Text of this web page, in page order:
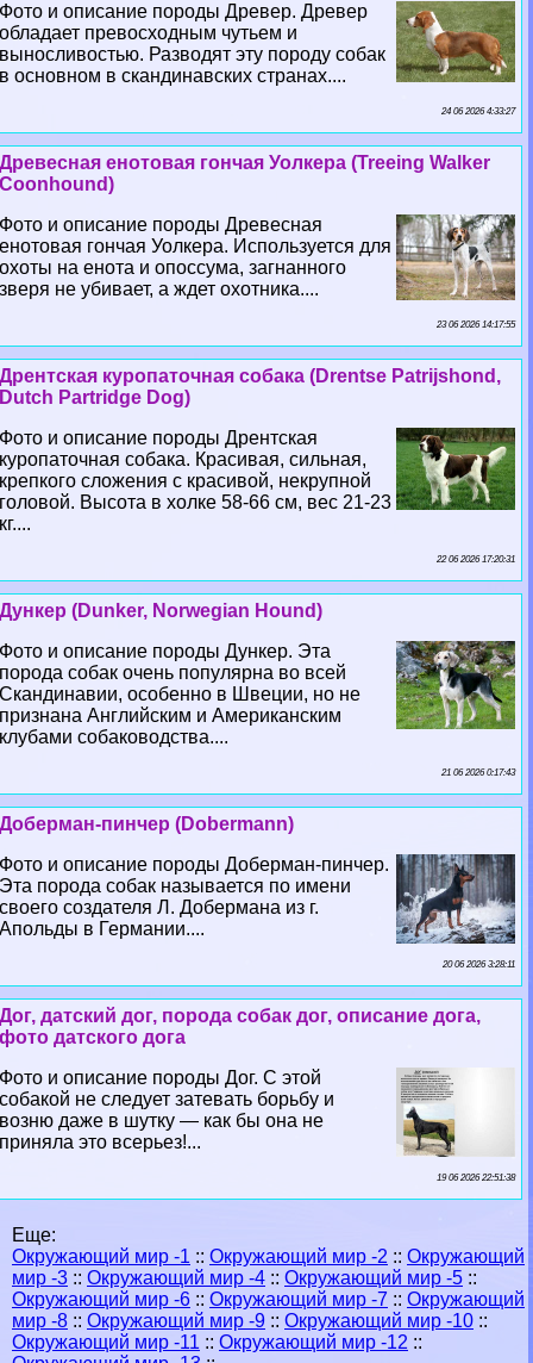
Фото и описание породы Древер. Древер
обладает превосходным чутьем и
выносливостью. Разводят эту породу собак
в основном в скандинавских странах....
24 06 2026 4:33:27
Древесная енотовая гончая Уолкера (Treeing Walker
Coonhound)
Фото и описание породы Древесная
енотовая гончая Уолкера. Используется для
охоты на енота и опоссума, загнанного
зверя не убивает, а ждет охотника....
23 06 2026 14:17:55
Дрентская куропаточная собака (Drentse Patrijshond,
Dutch Partridge Dog)
Фото и описание породы Дрентская
куропаточная собака. Красивая, сильная,
крепкого сложения с красивой, некрупной
головой. Высота в холке 58-66 см, вес 21-23
кг....
22 06 2026 17:20:31
Дункер (Dunker, Norwegian Hound)
Фото и описание породы Дункер. Эта
порода собак очень популярна во всей
Скандинавии, особенно в Швеции, но не
признана Английским и Американским
клубами собаководства....
21 06 2026 0:17:43
Доберман-пинчер (Dobermann)
Фото и описание породы Доберман-пинчер.
Эта порода собак называется по имени
своего создателя Л. Добермана из г.
Апольды в Германии....
20 06 2026 3:28:11
Дог, датский дог, порода собак дог, описание дога,
фото датского дога
Фото и описание породы Дог. С этой
собакой не следует затевать борьбу и
возню даже в шутку — как бы она не
приняла это всерьез!...
19 06 2026 22:51:38
Еще:
Окружающий мир -1 :: Окружающий мир -2 :: Окружающий
мир -3 :: Окружающий мир -4 :: Окружающий мир -5 ::
Окружающий мир -6 :: Окружающий мир -7 :: Окружающий
мир -8 :: Окружающий мир -9 :: Окружающий мир -10 ::
Окружающий мир -11 :: Окружающий мир -12 ::